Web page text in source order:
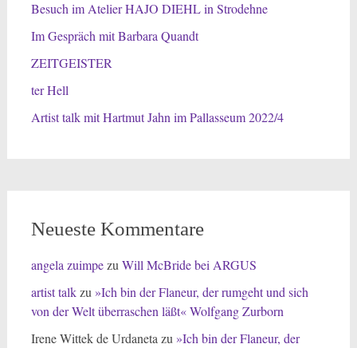
Besuch im Atelier HAJO DIEHL in Strodehne
Im Gespräch mit Barbara Quandt
ZEITGEISTER
ter Hell
Artist talk mit Hartmut Jahn im Pallasseum 2022/4
Neueste Kommentare
angela zuimpezu Will McBride bei ARGUS
artist talkzu »Ich bin der Flaneur, der rumgeht und sich
von der Welt überraschen läßt« Wolfgang Zurborn
Irene Wittek de Urdaneta zu »Ich bin der Flaneur, der